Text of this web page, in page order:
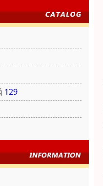
129